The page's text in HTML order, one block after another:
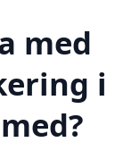
med
i